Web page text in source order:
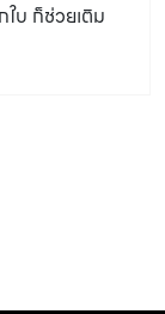
บ ก็ช่วยเติม